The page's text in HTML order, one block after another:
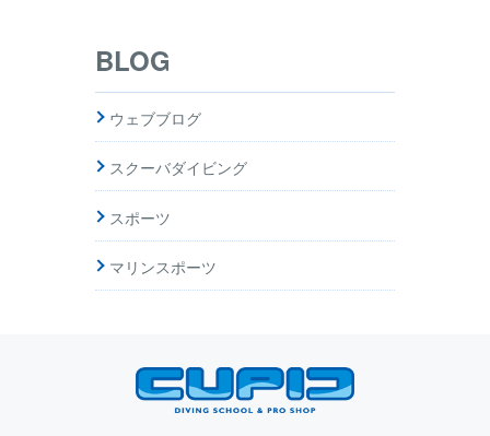
BLOG
ウェブブログ
スクーバダイビング
スポーツ
マリンスポーツ